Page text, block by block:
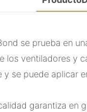
se prueba en
ventiladores y
se puede aplicar
garantiza